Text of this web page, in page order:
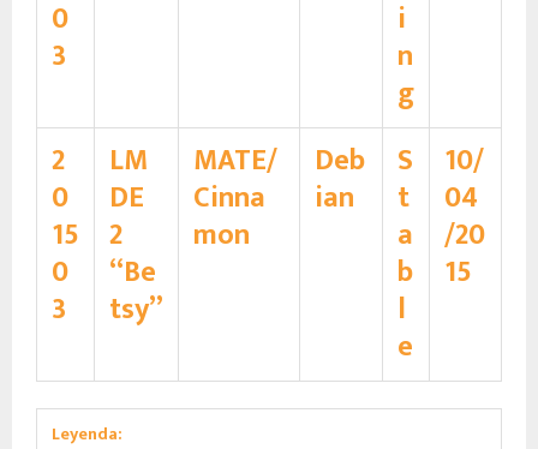
0
3
i
n
g
2
0
15
0
3
LM
DE
2
“Be
tsy”
MATE/
Cinna
mon
Deb
ian
S
t
a
b
l
e
10/
04
/20
15
Leyenda: